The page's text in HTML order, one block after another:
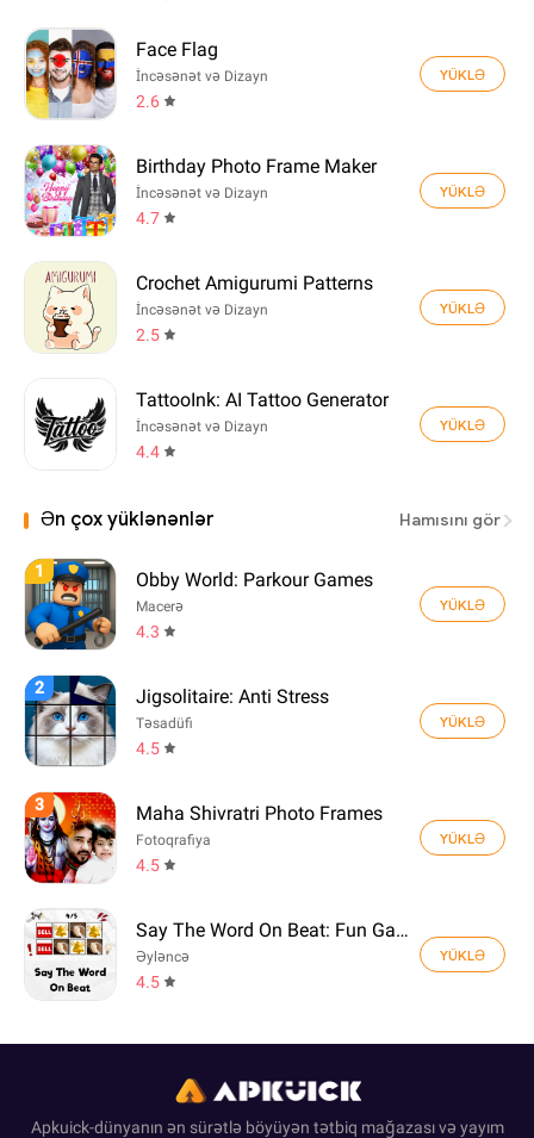
Face Flag
İncəsənət və Dizayn
2.6
YÜKLƏ
Birthday Photo Frame Maker
İncəsənət və Dizayn
4.7
YÜKLƏ
Crochet Amigurumi Patterns
İncəsənət və Dizayn
2.5
YÜKLƏ
TattooInk: AI Tattoo Generator
İncəsənət və Dizayn
4.4
YÜKLƏ
Ən çox yüklənənlər Hamısını gör
1 Obby World: Parkour Games
Macerə
4.3
YÜKLƏ
2 Jigsolitaire: Anti Stress
Təsadüfi
4.5
YÜKLƏ
3 Maha Shivratri Photo Frames
Fotoqrafiya
4.5
YÜKLƏ
Say The Word On Beat: Fun Game
Əyləncə
4.5
YÜKLƏ
Apkuick-dünyanın ən sürətlə böyüyən tətbiq mağazası və yayım